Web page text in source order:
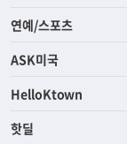
연예/스포츠
ASK미국
HelloKtown
핫딜